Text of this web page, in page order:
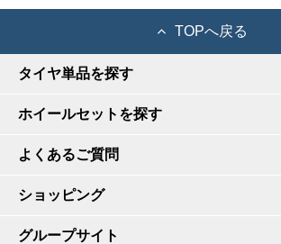
TOPへ戻る
タイヤ単品を探す
ホイールセットを探す
よくあるご質問
ショッピング
グループサイト